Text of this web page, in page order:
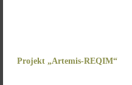
Projekt „Artemis-REQIM“